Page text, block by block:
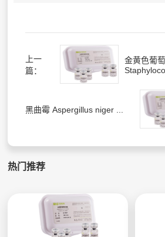
上一
篇：
金黄色葡
黑曲霉 Aspergillus niger ...
热门推荐